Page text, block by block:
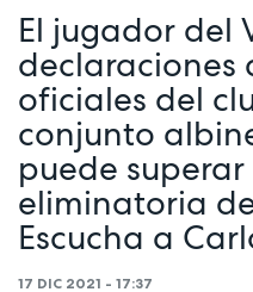
El jugador del
declaraciones
oficiales del
conjunto
puede
eliminatoria
Escucha a
17 DIC 2021 - 17:37